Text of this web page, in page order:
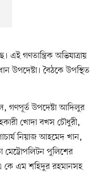
গণতান্ত্রিক অভিযাত্রায়
উপদেষ্টা। বৈঠকে উপস্থিত
গণপূর্ত উপদেষ্টা আদিলুর
খোদা বখস চৌধুরী,
নিয়াজ আহমেদ খান,
মেট্রোপলিটন পুলিশের
কে এম শহিদুর রহমানসহ